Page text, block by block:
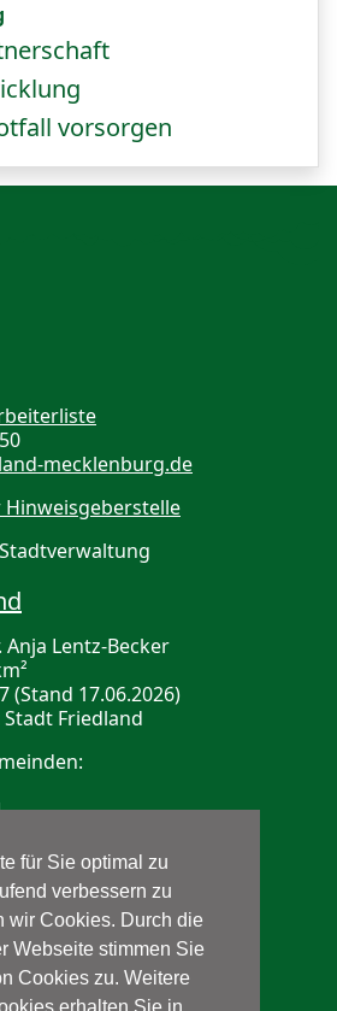
für Sie optimal zu
verbessern zu
wir Cookies. Durch die
Webseite stimmen Sie
Cookies zu. Weitere
vorsorgen
mecklenburg.de
Hinweisgeberstelle
Lentz-Becker
(Stand 17.06.2026)
Friedland